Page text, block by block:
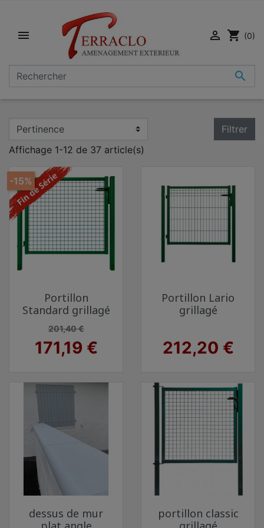


 shopping_cart (0)
Filtrer
Affichage 1-12 de 37 article(s)
Portillon
Standard grillagé
Prix de base
201,40 €Prix
171,19 €
-15%
Portillon Lario
grillagé
Prix
212,20 €
dessus de mur
portillon classic